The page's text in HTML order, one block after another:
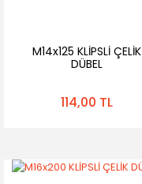
M14x125 KLİPSLİ ÇELİK
DÜBEL
114,00 TL